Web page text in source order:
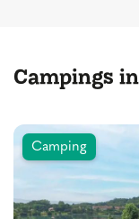
Campings
Camping